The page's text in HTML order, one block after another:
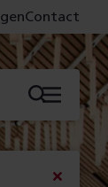
Contact
Menu